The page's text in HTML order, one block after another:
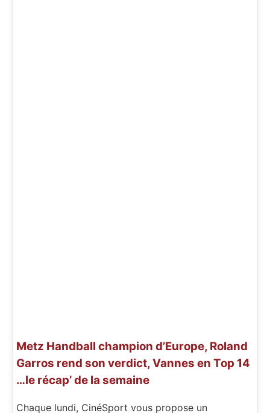
Metz Handball champion d’Europe, Roland
Garros rend son verdict, Vannes en Top 14
…le récap’ de la semaine
Chaque lundi, CinéSport vous propose un